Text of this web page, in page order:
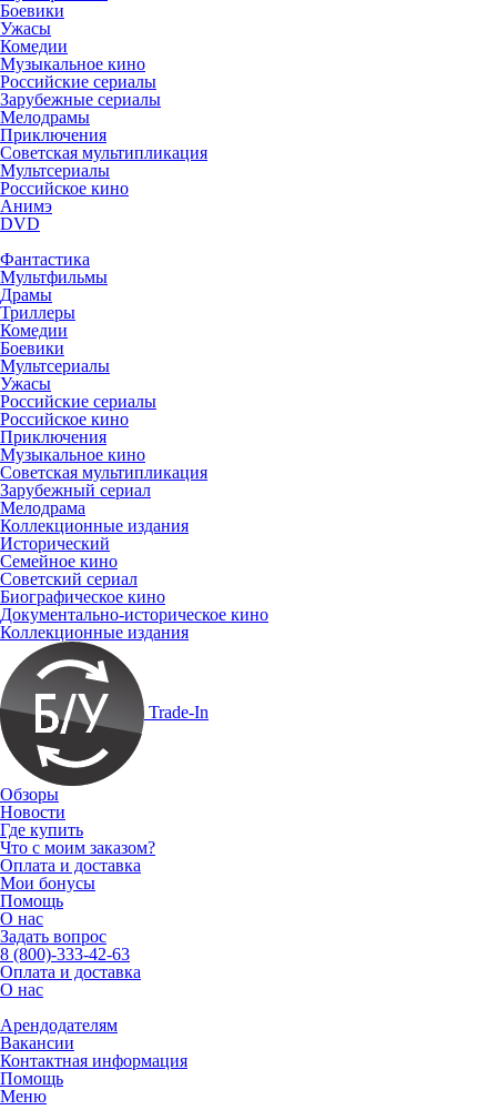
Боевики
Ужасы
Комедии
Музыкальное кино
Российские сериалы
Зарубежные сериалы
Мелодрамы
Приключения
Советская мультипликация
Мультсериалы
Российское кино
Анимэ
DVD
Фантастика
Мультфильмы
Драмы
Триллеры
Комедии
Боевики
Мультсериалы
Ужасы
Российские сериалы
Российское кино
Приключения
Музыкальное кино
Советская мультипликация
Зарубежный сериал
Мелодрама
Коллекционные издания
Исторический
Семейное кино
Советский сериал
Биографическое кино
Документально-историческое кино
Коллекционные издания
Trade-In
Обзоры
Новости
Где купить
Что с моим заказом?
Оплата и доставка
Мои бонусы
Помощь
О нас
Задать вопрос
8 (800)-333-42-63
Оплата и доставка
О нас
Арендодателям
Вакансии
Контактная информация
Помощь
Меню